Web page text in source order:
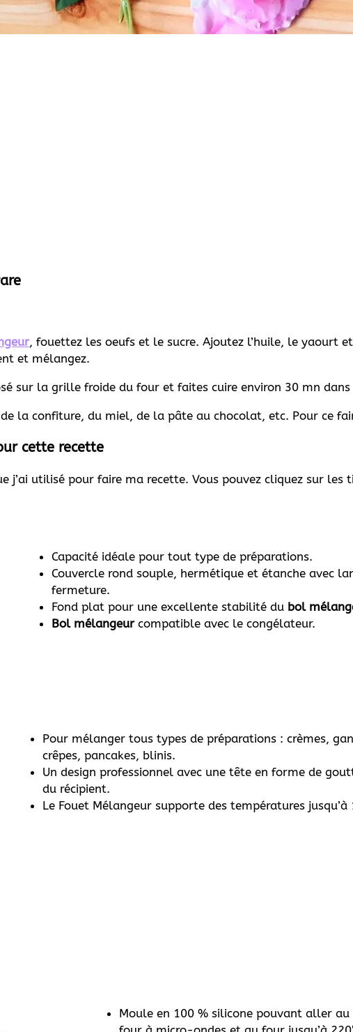
, fouettez les oeufs et le sucre. Ajoutez l’huile, le yaourt
et mélangez.
sur la grille froide du four et faites cuire environ 30 mn
la confiture, du miel, de la pâte au chocolat, etc. Pour ce
cette recette
j’ai utilisé pour faire ma recette. Vous pouvez cliquez sur les
Capacité idéale pour tout type de préparations.
Couvercle rond souple, hermétique et étanche avec
fermeture.
Fond plat pour une excellente stabilité du bol
Bol mélangeurcompatible avec le congélateur.
Pour mélanger tous types de préparations : crèmes,
crêpes, pancakes, blinis.
Un design professionnel avec une tête en forme de
du récipient.
Le Fouet Mélangeur supporte des températures jusqu’à
Moule en 100 % silicone pouvant aller